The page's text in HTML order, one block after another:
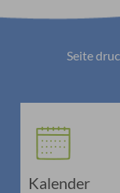
Seite
Kalender